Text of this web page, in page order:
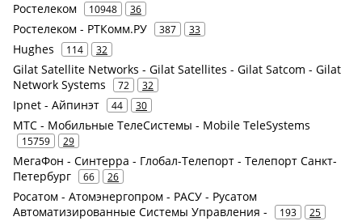
Ростелеком 10948 36
Ростелеком - РТКомм.РУ 387 33
Hughes 114 32
Gilat Satellite Networks - Gilat Satellites - Gilat Satcom - Gilat
Network Systems
72 32
Ipnet - Айпинэт 44 30
МТС - Мобильные ТелеСистемы - Mobile TeleSystems
15759 29
МегаФон - Синтерра - Глобал-Телепорт - Телепорт Санкт-
Петербург
66 26
Росатом - Атомэнергопром - РАСУ - Русатом
Автоматизированные Системы Управления -
193 25